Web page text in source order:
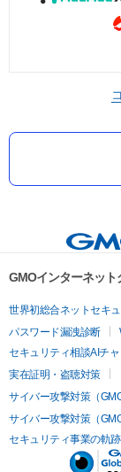
GMOインターネッ
世界初総合ネットセキ
パスワード漏洩診断
セキュリティ相談AIチャ
実在証明・盗聴対策
サイバー攻撃対策（
サイバー攻撃対策（
セキュリティ事業の軌跡